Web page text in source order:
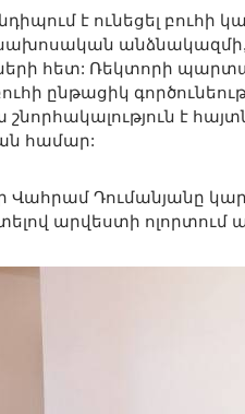
է ունեցել բուհի
անձնակազմի,
հետ: Ռեկտորի
ընթացիկ
է
համար:
Դումանյանը
արվեստի ոլորտում